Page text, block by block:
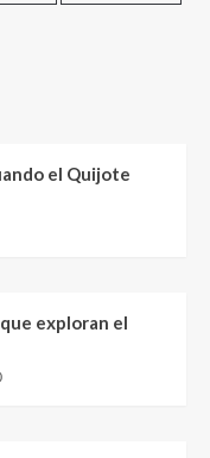
el Quijote
exploran el